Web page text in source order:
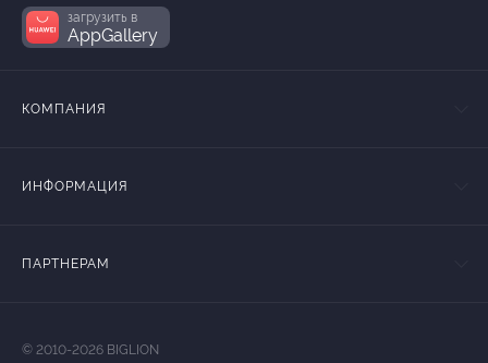
загрузить в
AppGallery
КОМПАНИЯ
ИНФОРМАЦИЯ
ПАРТНЕРАМ
© 2010-2026 BIGLION